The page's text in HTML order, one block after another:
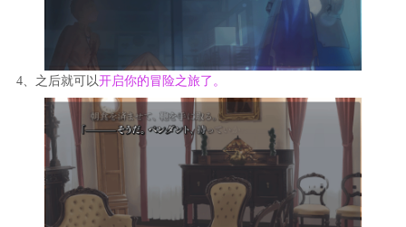
4、之后就可以开启你的冒险之旅了。